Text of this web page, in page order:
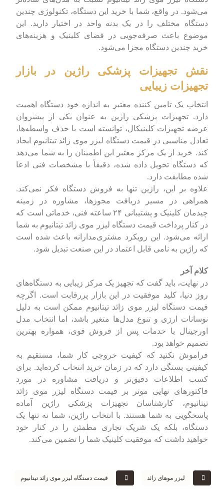
می‌شود. در واقع، شما با خرید این دستگاه، تکنولوژی چندین
دستگاه مختلف را در یک بدنه واحد در اختیار دارید. این
موضوع باعث صرفه‌جویی در فضای کلینیک و هزینه‌های
خرید چندین دستگاه مجزا می‌شود.
نقش تجهیزات پزشکی راژین در بازار
تجهیزات زیبایی
انتخاب یک تامین کننده معتبر به اندازه خود دستگاه اهمیت
دارد. تجهیزات پزشکی راژین به عنوان یکی از پیشروان
عرضه تجهیزات کلینیکال، توانسته است با حذف واسطه‌ها،
تعادل مناسبی در قیمت دستگاه لیزر موی زائد تیتانیوم ایجاد
کند. خرید از یک مرکز معتبر این اطمینان را به شما می‌دهد
که دستگاه تحویل داده شده، دقیقاً با مشخصات فنی ادعا
شده مطابقت دارد.
علاوه بر این، راژین تنها به فروش دستگاه فکر نمی‌کند.
همراهی در مسیر دریافت مجوزها، مشاوره در زمینه
چیدمان کلینیک و پشتیبانی ۲۴ ساعته فنی، خدماتی است که
در کنار پرداخت قیمت دستگاه لیزر موی زائد تیتانیوم به شما
ارائه می‌شود. این رویکرد مشتری‌مدارانه باعث شده است
که راژین به نامی قابل اعتماد در این صنعت تبدیل شود.
کلام آخر
در نهایت، باید گفت که تجهیز یک مرکز زیبایی به دستگاه‌های
روز دنیا، کلید موفقیت در این بازار پررقابت است. اگرچه
قیمت دستگاه لیزر موی زائد تیتانیوم ممکن است به دلیل
نوسانات ارزی و تنوع مدل‌ها متغیر باشد، اما انتخاب مدل
اورجینال با خدمات پس از فروش قوی، همواره بهترین
تصمیم خواهد بود.
فراموش نکنید که کیفیت خروجی کار شما، مستقیم به
کیفیتی بستگی دارد که در زمان خرید انتخاب کرده‌اید. برای
کسب اطلاعات دقیق‌تر و دریافت مشاوره در مورد
فاکتورهای نهایی موثر بر قیمت دستگاه لیزر موی زائد
تیتانیوم، کارشناسان تجهیزات پزشکی راژین آماده
پاسخگویی به شما هستند. با انتخاب راژین، شما نه تنها یک
دستگاه، بلکه یک شریک تجاری مطمئن را در کنار خود
خواهید داشت که موفقیت کلینیک شما را تضمین می‌کند.
لیزر موهای زائد قیمت دستگاه لیزر موی زائد تیتانیوم